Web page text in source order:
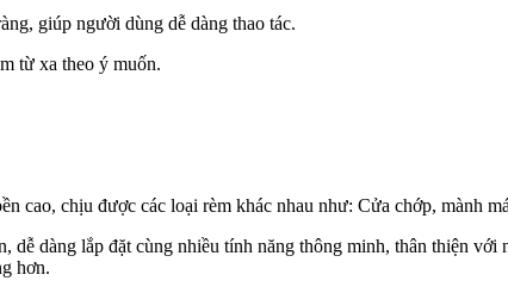
giúp người dùng dễ dàng thao tác.
từ xa theo ý muốn.
cao, chịu được các loại rèm khác nhau như: Cửa chớp, mành
dàng lắp đặt cùng nhiều tính năng thông minh, thân thiện
hơn.